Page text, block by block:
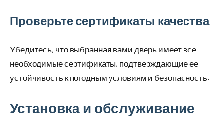
Проверьте сертификаты качества
Убедитесь, что выбранная вами дверь имеет все
необходимые сертификаты, подтверждающие ее
устойчивость к погодным условиям и безопасность.
Установка и обслуживание